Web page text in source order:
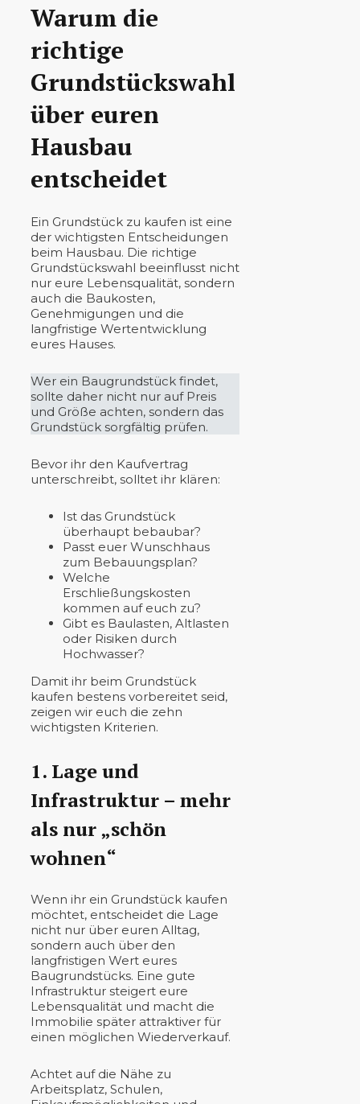
Warum die
richtige
Grundstückswahl
über euren
Hausbau
entscheidet
Ein Grundstück zu kaufen ist eine
der wichtigsten Entscheidungen
beim Hausbau. Die richtige
Grundstückswahl beeinflusst nicht
nur eure Lebensqualität, sondern
auch die Baukosten,
Genehmigungen und die
langfristige Wertentwicklung
eures Hauses.
Wer ein Baugrundstück findet,
sollte daher nicht nur auf Preis
und Größe achten, sondern das
Grundstück sorgfältig prüfen.
Bevor ihr den Kaufvertrag
unterschreibt, solltet ihr klären:
Ist das Grundstück
überhaupt bebaubar?
Passt euer Wunschhaus
zum Bebauungsplan?
Welche
Erschließungskosten
kommen auf euch zu?
Gibt es Baulasten, Altlasten
oder Risiken durch
Hochwasser?
Damit ihr beim Grundstück
kaufen bestens vorbereitet seid,
zeigen wir euch die zehn
wichtigsten Kriterien.
1. Lage und
Infrastruktur – mehr
als nur „schön
wohnen“
Wenn ihr ein Grundstück kaufen
möchtet, entscheidet die Lage
nicht nur über euren Alltag,
sondern auch über den
langfristigen Wert eures
Baugrundstücks. Eine gute
Infrastruktur steigert eure
Lebensqualität und macht die
Immobilie später attraktiver für
einen möglichen Wiederverkauf.
Achtet auf die Nähe zu
Arbeitsplatz, Schulen,